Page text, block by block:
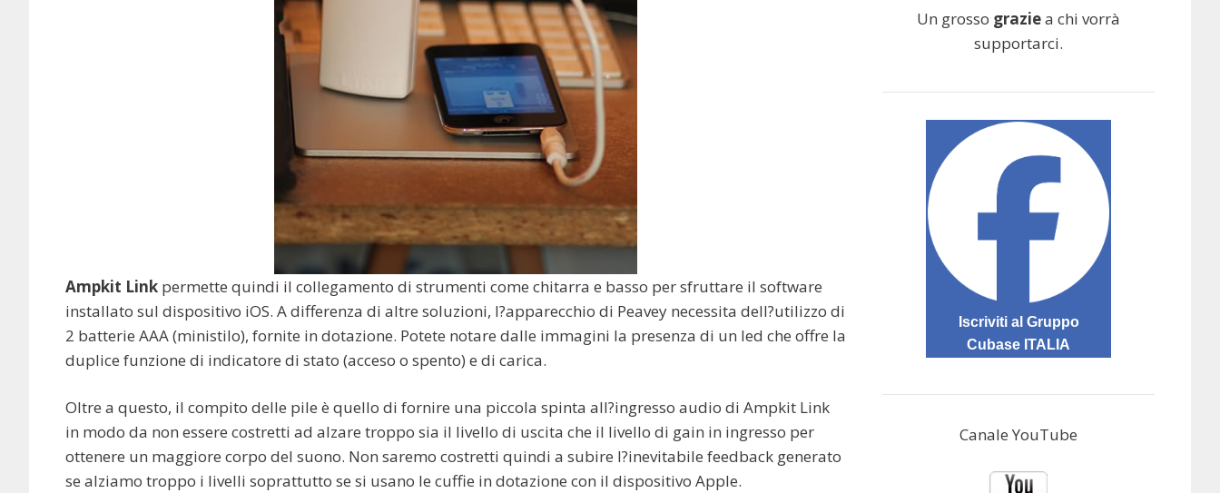
Ampkit Link permette quindi il collegamento di strumenti come chitarra e basso per sfruttare il software
installato sul dispositivo iOS. A differenza di altre soluzioni, l?apparecchio di Peavey necessita dell?utilizzo di
2 batterie AAA (ministilo), fornite in dotazione. Potete notare dalle immagini la presenza di un led che offre la
duplice funzione di indicatore di stato (acceso o spento) e di carica.
Oltre a questo, il compito delle pile è quello di fornire una piccola spinta all?ingresso audio di Ampkit Link
in modo da non essere costretti ad alzare troppo sia il livello di uscita che il livello di gain in ingresso per
ottenere un maggiore corpo del suono. Non saremo costretti quindi a subire l?inevitabile feedback generato
se alziamo troppo i livelli soprattutto se si usano le cuffie in dotazione con il dispositivo Apple.
Un grosso graziea chi vorrà
supportarci.
Iscriviti al Gruppo
Cubase ITALIA
Canale YouTube